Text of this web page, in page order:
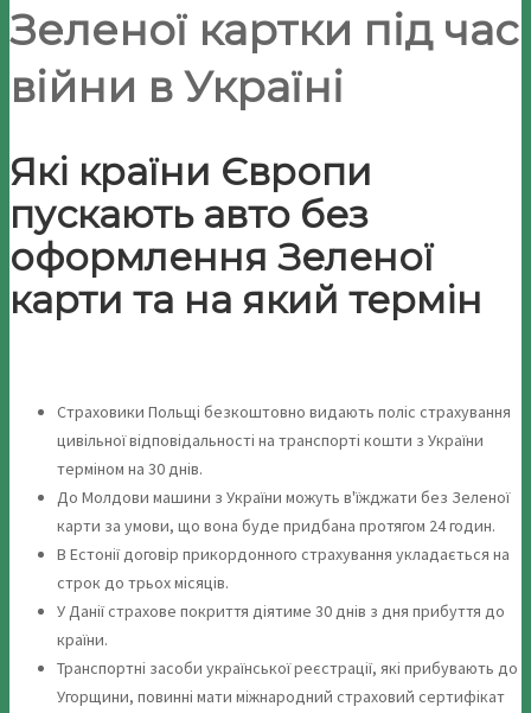
Зеленої картки під час
війни в Україні
Які країни Європи
пускають авто без
оформлення Зеленої
карти та на який термін
Страховики Польщі безкоштовно видають поліс страхування
цивільної відповідальності на транспорті кошти з України
терміном на 30 днів.
До Молдови машини з України можуть в'їжджати без Зеленої
карти за умови, що вона буде придбана протягом 24 годин.
В Естонії договір прикордонного страхування укладається на
строк до трьох місяців.
У Данії страхове покриття діятиме 30 днів з дня прибуття до
країни.
Транспортні засоби української реєстрації, які прибувають до
Угорщини, повинні мати міжнародний страховий сертифікат